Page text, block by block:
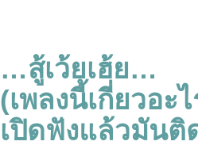
…สู้เว้ยเฮ้ย…
(เพลงนี้เกี่ยวอ
เปิดฟังแล้วมันติ